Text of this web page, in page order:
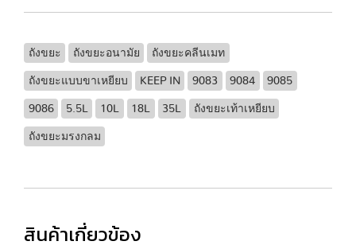
ถังขยะ ถังขยะอนามัย ถังขยะคลีนเมท
ถังขยะแบบขาเหยียบ KEEP IN 9083 9084 9085
9086 5.5L 10L 18L 35L ถังขยะเท้าเหยียบ
ถังขยะมรงกลม
สินค้าเกี่ยวข้อง